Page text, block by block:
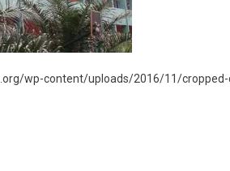
wp-content/uploads/2016/11/